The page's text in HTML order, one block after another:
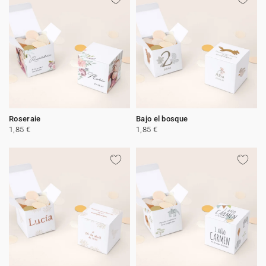
Roseraie
1,85 €
Bajo el bosque
1,85 €